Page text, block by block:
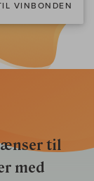
VINBONDEN
til
med